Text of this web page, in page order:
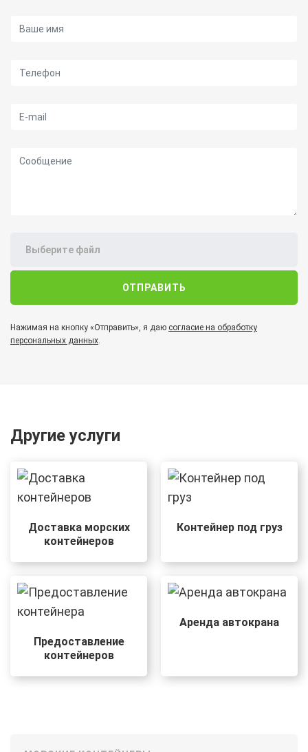
Ваше имя
Телефон
E-mail
Сообщение
Выберите файл
Нажимая на кнопку «Отправить», я даю согласие на обработку
персональных данных.
Другие услуги
Доставка морских
контейнеров
Контейнер под груз
Предоставление
контейнеров
Аренда автокрана